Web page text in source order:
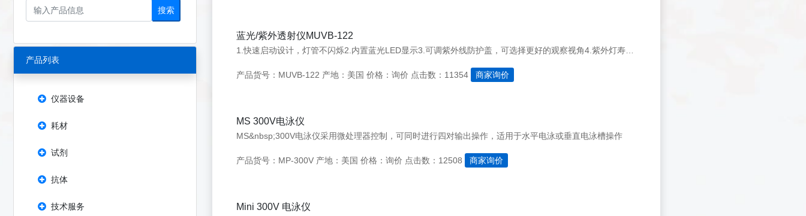
搜索
产品列表
仪器设备
耗材
试剂
抗体
技术服务
蓝光/紫外透射仪MUVB-122
1.快速启动设计，灯管不闪烁2.内置蓝光LED显示3.可调紫外线防护盖，可选择更好的观察视角4.紫外灯寿命长5.高效率反射器，提供佳的使用紫外光
产品货号：MUVB-122 产地：美国 价格：询价 点击数：11354 商家询价
MS 300V电泳仪
MS&nbsp;300V电泳仪采用微处理器控制，可同时进行四对输出操作，适用于水平电泳或垂直电泳槽操作
产品货号：MP-300V 产地：美国 价格：询价 点击数：12508 商家询价
Mini 300V 电泳仪